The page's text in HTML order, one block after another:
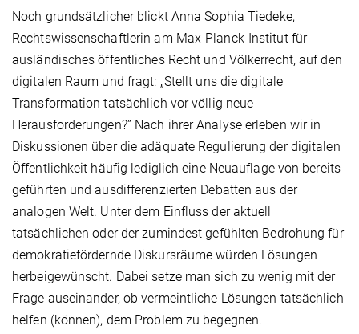
Noch grundsätzlicher blickt Anna Sophia Tiedeke,
Rechtswissenschaftlerin am Max-Planck-Institut für
ausländisches öffentliches Recht und Völkerrecht, auf den
digitalen Raum und fragt: „Stellt uns die digitale
Transformation tatsächlich vor völlig neue
Herausforderungen?” Nach ihrer Analyse erleben wir in
Diskussionen über die adäquate Regulierung der digitalen
Öffentlichkeit häufig lediglich eine Neuauflage von bereits
geführten und ausdifferenzierten Debatten aus der
analogen Welt. Unter dem Einfluss der aktuell
tatsächlichen oder der zumindest gefühlten Bedrohung für
demokratiefördernde Diskursräume würden Lösungen
herbeigewünscht. Dabei setze man sich zu wenig mit der
Frage auseinander, ob vermeintliche Lösungen tatsächlich
helfen (können), dem Problem zu begegnen.